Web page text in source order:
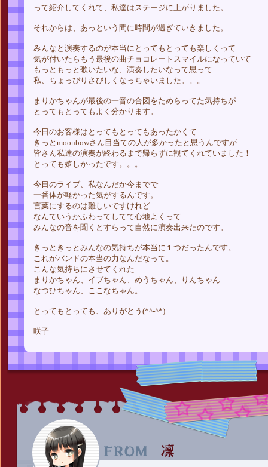
って紹介してくれて、私達はステージに上がりました。
それからは、あっという間に時間が過ぎていきました。
みんなと演奏するのが本当にとってもとっても楽しくって
気が付いたらもう最後の曲チョコレートスマイルになっていて
もっともっと歌いたいな、演奏したいなって思って
私、ちょっぴりさびしくなっちゃいました。。。
まりかちゃんが最後の一音の合図をためらってた気持ちが
とってもとってもよく分かります。
今日のお客様はとってもとってもあったかくて
きっとmoonbowさん目当ての人が多かったと思うんですが
皆さん私達の演奏が終わるまで帰らずに観てくれていました！
とっても嬉しかったです。。。
今日のライブ、私なんだか今までで
一番体が軽かった気がするんです。
言葉にするのは難しいですけれど…
なんていうかふわってしてて心地よくって
みんなの音を聞くとすらって自然に演奏出来たのです。
きっときっとみんなの気持ちが本当に１つだったんです。
これがバンドの本当の力なんだなって。
こんな気持ちにさせてくれた
まりかちゃん、イブちゃん、めうちゃん、りんちゃん
なつひちゃん、ここなちゃん。
とってもとっても、ありがとう(*^-^*)
咲子